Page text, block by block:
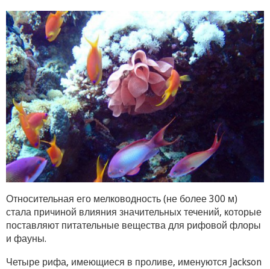
Относительная его мелководность (не более 300 м)
стала причиной влияния значительных течений, которые
поставляют питательные вещества для рифовой флоры
и фауны.
Четыре рифа, имеющиеся в проливе, именуются Jackson